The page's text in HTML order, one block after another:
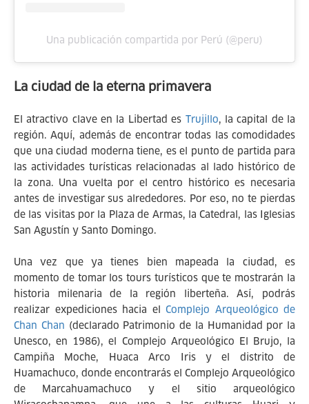
Una publicación compartida por Perú (@peru)
La ciudad de la eterna primavera
El atractivo clave en la Libertad es Trujillo, la capital de la
región. Aquí, además de encontrar todas las comodidades
que una ciudad moderna tiene, es el punto de partida para
las actividades turísticas relacionadas al lado histórico de
la zona. Una vuelta por el centro histórico es necesaria
antes de investigar sus alrededores. Por eso, no te pierdas
de las visitas por la Plaza de Armas, la Catedral, las Iglesias
San Agustín y Santo Domingo.
Una vez que ya tienes bien mapeada la ciudad, es
momento de tomar los tours turísticos que te mostrarán la
historia milenaria de la región liberteña. Así, podrás
realizar expediciones hacia el Complejo Arqueológico de
Chan Chan (declarado Patrimonio de la Humanidad por la
Unesco, en 1986), el Complejo Arqueológico El Brujo, la
Campiña Moche, Huaca Arco Iris y el distrito de
Huamachuco, donde encontrarás el Complejo Arqueológico
de Marcahuamachuco y el sitio arqueológico